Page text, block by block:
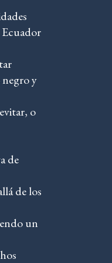
negro y
o
de
de los
un